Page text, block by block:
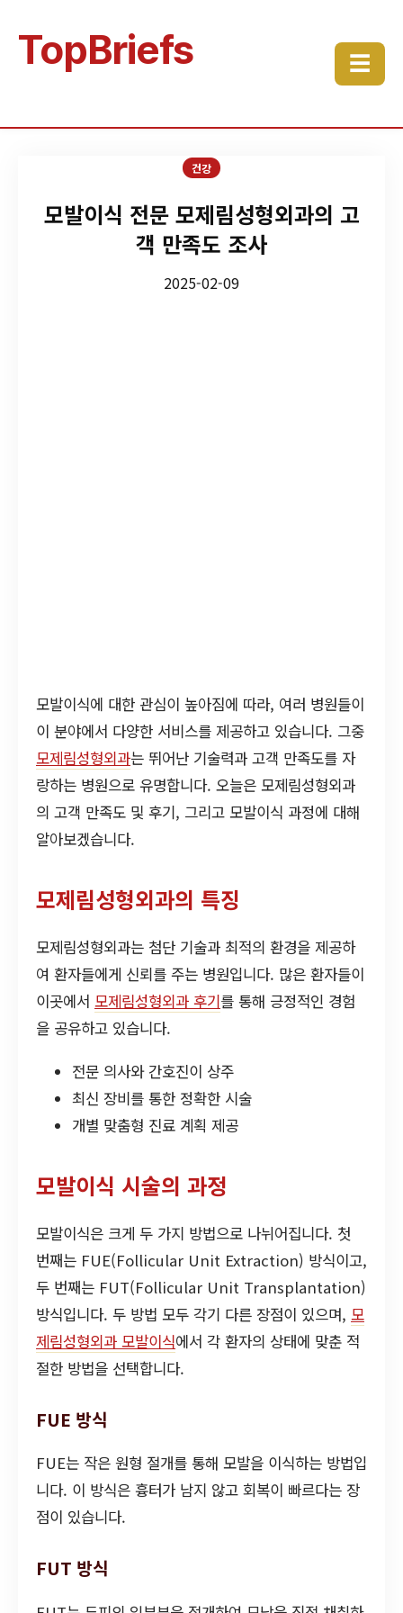
TopBriefs ☰
건강
모발이식 전문 모제림성형외과의 고
객 만족도 조사
2025-02-09
모발이식에 대한 관심이 높아짐에 따라, 여러 병원들이
이 분야에서 다양한 서비스를 제공하고 있습니다. 그중
모제림성형외과는 뛰어난 기술력과 고객 만족도를 자
랑하는 병원으로 유명합니다. 오늘은 모제림성형외과
의 고객 만족도 및 후기, 그리고 모발이식 과정에 대해
알아보겠습니다.
모제림성형외과의 특징
모제림성형외과는 첨단 기술과 최적의 환경을 제공하
여 환자들에게 신뢰를 주는 병원입니다. 많은 환자들이
이곳에서 모제림성형외과 후기를 통해 긍정적인 경험
을 공유하고 있습니다.
전문 의사와 간호진이 상주
최신 장비를 통한 정확한 시술
개별 맞춤형 진료 계획 제공
모발이식 시술의 과정
모발이식은 크게 두 가지 방법으로 나뉘어집니다. 첫
번째는 FUE(Follicular Unit Extraction) 방식이고,
두 번째는 FUT(Follicular Unit Transplantation)
방식입니다. 두 방법 모두 각기 다른 장점이 있으며, 모
제림성형외과 모발이식에서 각 환자의 상태에 맞춘 적
절한 방법을 선택합니다.
FUE 방식
FUE는 작은 원형 절개를 통해 모발을 이식하는 방법입
니다. 이 방식은 흉터가 남지 않고 회복이 빠르다는 장
점이 있습니다.
FUT 방식